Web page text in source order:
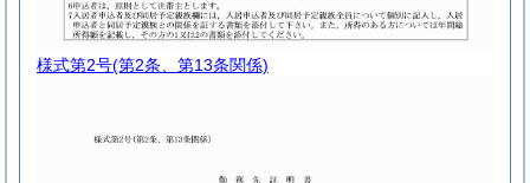
様式第2号(第2条、第13条関係)